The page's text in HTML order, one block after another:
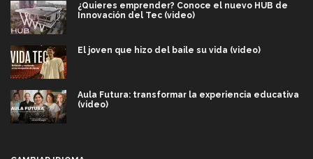
¿Quieres emprender? Conoce el nuevo HUB de
Innovación del Tec (video)
El joven que hizo del baile su vida (video)
Aula Futura: transformar la experiencia educativa
(video)